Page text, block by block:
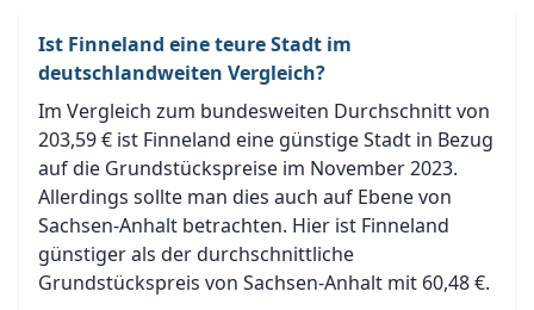
Ist Finneland eine teure Stadt im
deutschlandweiten Vergleich?
Im Vergleich zum bundesweiten Durchschnitt von
203,59 € ist Finneland eine günstige Stadt in Bezug
auf die Grundstückspreise im November 2023.
Allerdings sollte man dies auch auf Ebene von
Sachsen-Anhalt betrachten. Hier ist Finneland
günstiger als der durchschnittliche
Grundstückspreis von Sachsen-Anhalt mit 60,48 €.